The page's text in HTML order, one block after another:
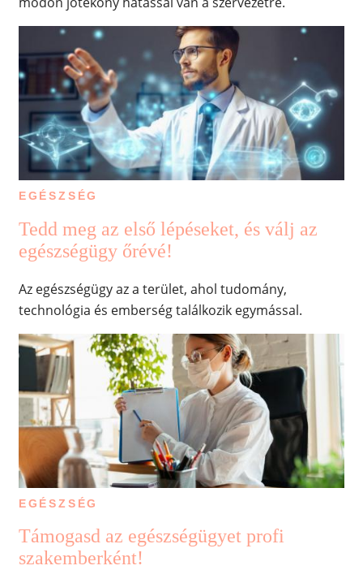
EGÉSZSÉG
Tedd meg az első lépéseket, és válj az
egészségügy őrévé!
Az egészségügy az a terület, ahol tudomány,
technológia és emberség találkozik egymással.
EGÉSZSÉG
Támogasd az egészségügyet profi
szakemberként!